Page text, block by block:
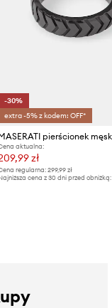
-30%
extra -5% z kodem: OFF*
aktualna:
zł
regularna: 299,99 zł
cena z 30 dni przed obniżką: